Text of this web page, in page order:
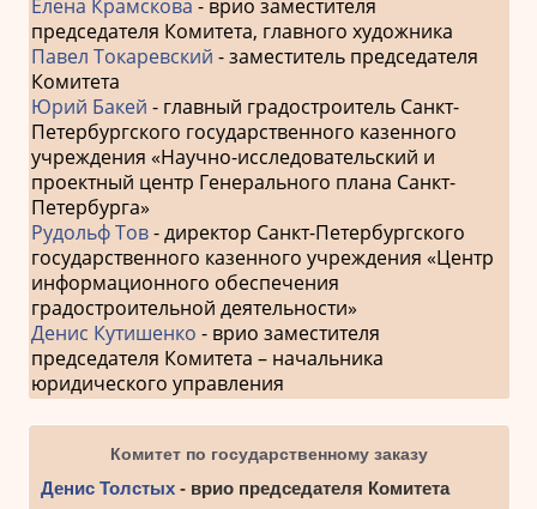
Елена Крамскова - врио заместителя
председателя Комитета, главного художника
Павел Токаревский - заместитель председателя
Комитета
Юрий Бакей - главный градостроитель Санкт-
Петербургского государственного казенного
учреждения «Научно-исследовательский и
проектный центр Генерального плана Санкт-
Петербурга»
Рудольф Тов- директор Санкт-Петербургского
государственного казенного учреждения «Центр
информационного обеспечения
градостроительной деятельности»
Денис Кутишенко - врио заместителя
председателя Комитета – начальника
юридического управления
Комитет по государственному заказу
Денис Толстых- врио председателя Комитета